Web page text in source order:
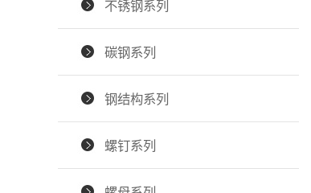
不锈钢系列
碳钢系列
钢结构系列
螺钉系列